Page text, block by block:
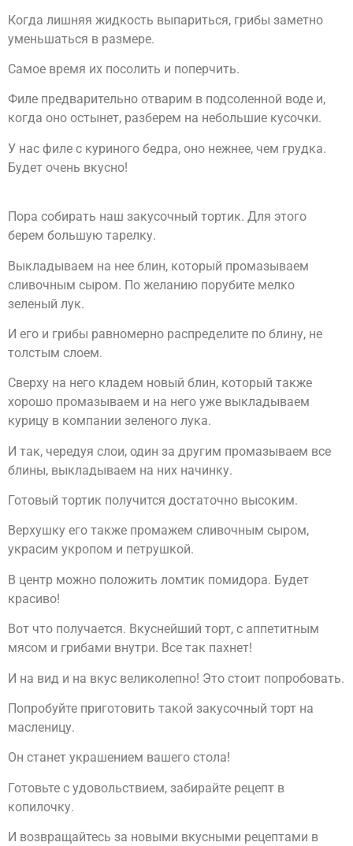
Когда лишняя жидкость выпариться, грибы заметно
уменьшаться в размере.
Самое время их посолить и поперчить.
Филе предварительно отварим в подсоленной воде и,
когда оно остынет, разберем на небольшие кусочки.
У нас филе с куриного бедра, оно нежнее, чем грудка.
Будет очень вкусно!
Пора собирать наш закусочный тортик. Для этого
берем большую тарелку.
Выкладываем на нее блин, который промазываем
сливочным сыром. По желанию порубите мелко
зеленый лук.
И его и грибы равномерно распределите по блину, не
толстым слоем.
Сверху на него кладем новый блин, который также
хорошо промазываем и на него уже выкладываем
курицу в компании зеленого лука.
И так, чередуя слои, один за другим промазываем все
блины, выкладываем на них начинку.
Готовый тортик получится достаточно высоким.
Верхушку его также промажем сливочным сыром,
украсим укропом и петрушкой.
В центр можно положить ломтик помидора. Будет
красиво!
Вот что получается. Вкуснейший торт, с аппетитным
мясом и грибами внутри. Все так пахнет!
И на вид и на вкус великолепно! Это стоит попробовать.
Попробуйте приготовить такой закусочный торт на
масленицу.
Он станет украшением вашего стола!
Готовьте с удовольствием, забирайте рецепт в
копилочку.
И возвращайтесь за новыми вкусными рецептами в